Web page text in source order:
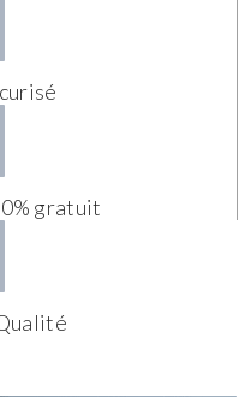
gratuit